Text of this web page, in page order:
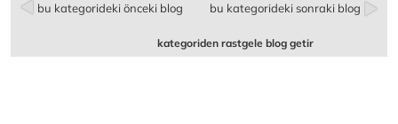
bu kategorideki önceki blog bu kategorideki sonraki blog
kategoriden rastgele blog getir